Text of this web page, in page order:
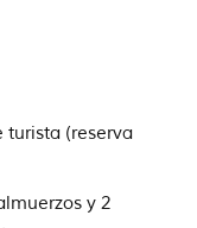
turista (reserva
y 2